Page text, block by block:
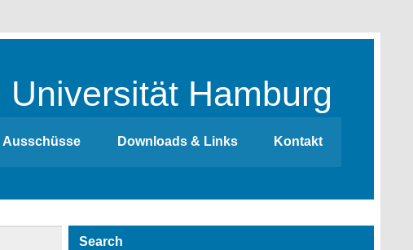
Hamburg
Ausschüsse Downloads & Links Kontakt
Search